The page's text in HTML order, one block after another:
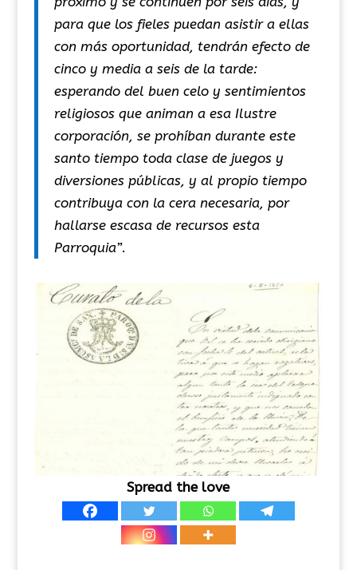
para que los fieles puedan asistir a ellas
con más oportunidad, tendrán efecto de
cinco y media a seis de la tarde:
esperando del buen celo y sentimientos
religiosos que animan a esa Ilustre
corporación, se prohíban durante este
santo tiempo toda clase de juegos y
diversiones públicas, y al propio tiempo
contribuya con la cera necesaria, por
hallarse escasa de recursos esta
Parroquia”.
Spread the love